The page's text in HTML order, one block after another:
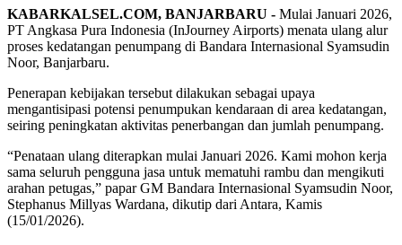
KABARKALSEL.COM, BANJARBARU - Mulai Januari 2026,
PT Angkasa Pura Indonesia (InJourney Airports) menata ulang alur
proses kedatangan penumpang di Bandara Internasional Syamsudin
Noor, Banjarbaru.
Penerapan kebijakan tersebut dilakukan sebagai upaya
mengantisipasi potensi penumpukan kendaraan di area kedatangan,
seiring peningkatan aktivitas penerbangan dan jumlah penumpang.
“Penataan ulang diterapkan mulai Januari 2026. Kami mohon kerja
sama seluruh pengguna jasa untuk mematuhi rambu dan mengikuti
arahan petugas,” papar GM Bandara Internasional Syamsudin Noor,
Stephanus Millyas Wardana, dikutip dari Antara, Kamis
(15/01/2026).